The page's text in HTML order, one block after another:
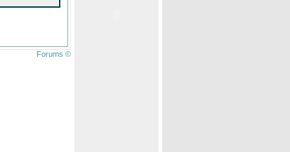
Forums ©